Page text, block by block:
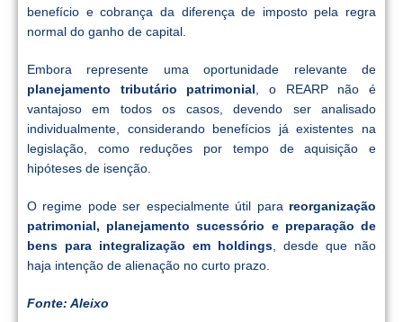
benefício e cobrança da diferença de imposto pela regra
normal do ganho de capital.
Embora represente uma oportunidade relevante de
planejamento tributário patrimonial , o REARP não é
vantajoso em todos os casos, devendo ser analisado
individualmente, considerando benefícios já existentes na
legislação, como reduções por tempo de aquisição e
hipóteses de isenção.
O regime pode ser especialmente útil para reorganização
patrimonial, planejamento sucessório e preparação de
bens para integralização em holdings , desde que não
haja intenção de alienação no curto prazo.
Fonte: Aleixo